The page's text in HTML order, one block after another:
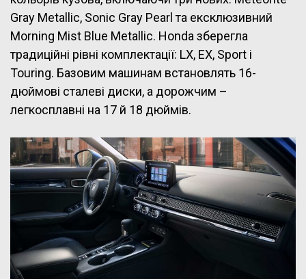
Gray Metallic, Sonic Gray Pearl та ексклюзивний
Morning Mist Blue Metallic. Honda зберегла
традиційні рівні комплектації: LX, EX, Sport і
Touring. Базовим машинам встановлять 16-
дюймові сталеві диски, а дорожчим –
легкосплавні на 17 й 18 дюймів.